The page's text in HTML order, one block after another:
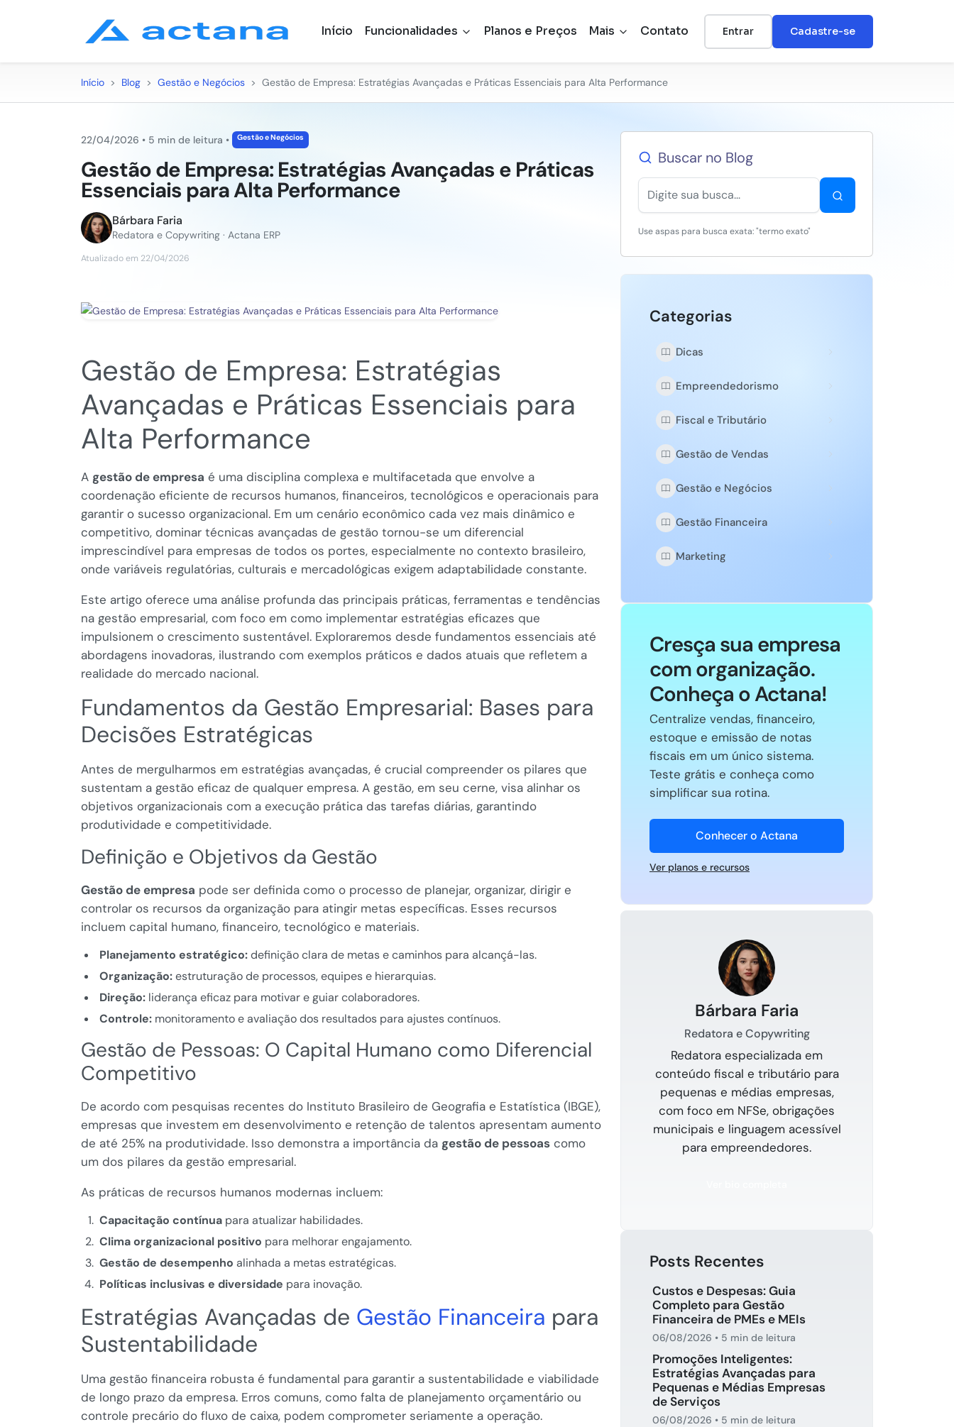
Início Funcionalidades Planos e Preços Mais Contato Entrar Cadastre-se
Início > Blog > Gestão e Negócios > Gestão de Empresa: Estratégias Avançadas e Práticas Essenciais para Alta Performance
22/04/2026 • 5 min de leitura • Gestão e Negócios
Gestão de Empresa: Estratégias Avançadas e Práticas
Essenciais para Alta Performance
Bárbara Faria
Redatora e Copywriting · Actana ERP
Atualizado em 22/04/2026
Gestão de Empresa: Estratégias
Avançadas e Práticas Essenciais para
Alta Performance
A gestão de empresa é uma disciplina complexa e multifacetada que envolve a
coordenação eficiente de recursos humanos, financeiros, tecnológicos e operacionais para
garantir o sucesso organizacional. Em um cenário econômico cada vez mais dinâmico e
competitivo, dominar técnicas avançadas de gestão tornou-se um diferencial
imprescindível para empresas de todos os portes, especialmente no contexto brasileiro,
onde variáveis regulatórias, culturais e mercadológicas exigem adaptabilidade constante.
Este artigo oferece uma análise profunda das principais práticas, ferramentas e tendências
na gestão empresarial, com foco em como implementar estratégias eficazes que
impulsionem o crescimento sustentável. Exploraremos desde fundamentos essenciais até
abordagens inovadoras, ilustrando com exemplos práticos e dados atuais que refletem a
realidade do mercado nacional.
Fundamentos da Gestão Empresarial: Bases para
Decisões Estratégicas
Antes de mergulharmos em estratégias avançadas, é crucial compreender os pilares que
sustentam a gestão eficaz de qualquer empresa. A gestão, em seu cerne, visa alinhar os
objetivos organizacionais com a execução prática das tarefas diárias, garantindo
produtividade e competitividade.
Definição e Objetivos da Gestão
Gestão de empresa pode ser definida como o processo de planejar, organizar, dirigir e
controlar os recursos da organização para atingir metas específicas. Esses recursos
incluem capital humano, financeiro, tecnológico e materiais.
Planejamento estratégico:definição clara de metas e caminhos para alcançá-las.
Organização:estruturação de processos, equipes e hierarquias.
Direção:liderança eficaz para motivar e guiar colaboradores.
Controle:monitoramento e avaliação dos resultados para ajustes contínuos.
Gestão de Pessoas: O Capital Humano como Diferencial
Competitivo
De acordo com pesquisas recentes do Instituto Brasileiro de Geografia e Estatística (IBGE),
empresas que investem em desenvolvimento e retenção de talentos apresentam aumento
de até 25% na produtividade. Isso demonstra a importância da gestão de pessoas como
um dos pilares da gestão empresarial.
As práticas de recursos humanos modernas incluem:
Capacitação contínuapara atualizar habilidades.
Clima organizacional positivo para melhorar engajamento.
Gestão de desempenho alinhada a metas estratégicas.
Políticas inclusivas e diversidade para inovação.
Estratégias Avançadas de Gestão Financeira para
Sustentabilidade
Uma gestão financeira robusta é fundamental para garantir a sustentabilidade e viabilidade
de longo prazo da empresa. Erros comuns, como falta de planejamento orçamentário ou
controle precário do fluxo de caixa, podem comprometer seriamente a operação.
Buscar no Blog
Use aspas para busca exata: "termo exato"
Categorias
Dicas
Empreendedorismo
Fiscal e Tributário
Gestão de Vendas
Gestão e Negócios
Gestão Financeira
Marketing
Cresça sua empresa
com organização.
Conheça o Actana!
Centralize vendas, financeiro,
estoque e emissão de notas
fiscais em um único sistema.
Teste grátis e conheça como
simplificar sua rotina.
Conhecer o Actana
Ver planos e recursos
Bárbara Faria
Redatora e Copywriting
Redatora especializada em
conteúdo fiscal e tributário para
pequenas e médias empresas,
com foco em NFSe, obrigações
municipais e linguagem acessível
para empreendedores.
Posts Recentes
Custos e Despesas: Guia
Completo para Gestão
Financeira de PMEs e MEIs
06/08/2026 • 5 min de leitura
Promoções Inteligentes:
Estratégias Avançadas para
Pequenas e Médias Empresas
de Serviços
06/08/2026 • 5 min de leitura